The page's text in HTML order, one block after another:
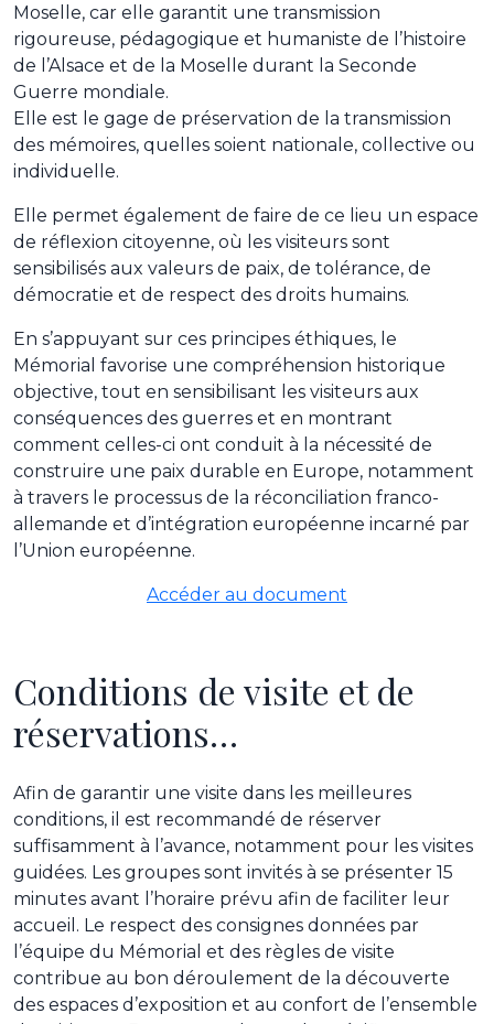
Moselle, car elle garantit une transmission
rigoureuse, pédagogique et humaniste de l’histoire
de l’Alsace et de la Moselle durant la Seconde
Guerre mondiale.
Elle est le gage de préservation de la transmission
des mémoires, quelles soient nationale, collective ou
individuelle.
Elle permet également de faire de ce lieu un espace
de réflexion citoyenne, où les visiteurs sont
sensibilisés aux valeurs de paix, de tolérance, de
démocratie et de respect des droits humains.
En s’appuyant sur ces principes éthiques, le
Mémorial favorise une compréhension historique
objective, tout en sensibilisant les visiteurs aux
conséquences des guerres et en montrant
comment celles-ci ont conduit à la nécessité de
construire une paix durable en Europe, notamment
à travers le processus de la réconciliation franco-
allemande et d’intégration européenne incarné par
l’Union européenne.
Accéder au document
Conditions de visite et de
réservations…
Afin de garantir une visite dans les meilleures
conditions, il est recommandé de réserver
suffisamment à l’avance, notamment pour les visites
guidées. Les groupes sont invités à se présenter 15
minutes avant l’horaire prévu afin de faciliter leur
accueil. Le respect des consignes données par
l’équipe du Mémorial et des règles de visite
contribue au bon déroulement de la découverte
des espaces d’exposition et au confort de l’ensemble